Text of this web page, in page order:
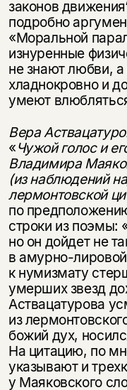
законов
подробно
«Моральной
изнуренные
не знают любви,
хладнокровно и
умеют
Вера
«Чужой голос и
Владимира
(из наблюдений
лермонтовской
по
строки из поэмы:
но он дойдет не
в амурно-
к нумизмату
умерших звезд
Аствацатурова
из
божий дух,
На цитацию, по
указывают и
у Маяковского